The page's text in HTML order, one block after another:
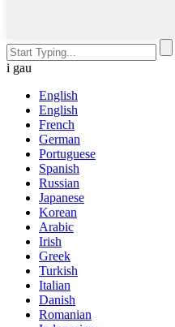
i gau
English
English
French
German
Portuguese
Spanish
Russian
Japanese
Korean
Arabic
Irish
Greek
Turkish
Italian
Danish
Romanian